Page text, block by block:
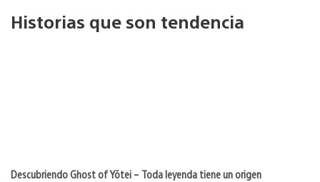
Historias que son tendencia
Descubriendo Ghost of Yōtei – Toda leyenda tiene un origen